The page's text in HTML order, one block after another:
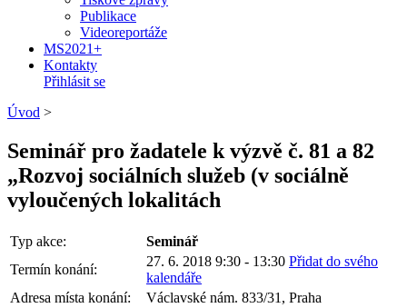
Publikace
Videoreportáže
MS2021+
Kontakty
Přihlásit se
Úvod >
Seminář pro žadatele k výzvě č. 81 a 82
„Rozvoj sociálních služeb (v sociálně
vyloučených lokalitách
Typ akce:
Seminář
Termín konání:
27. 6. 2018 9:30 - 13:30 Přidat do svého
kalendáře
Adresa místa konání:
Václavské nám. 833/31, Praha